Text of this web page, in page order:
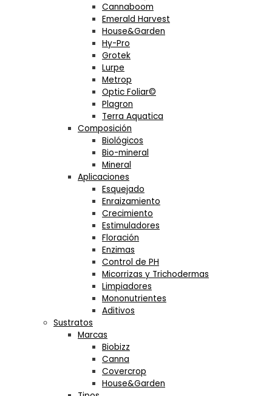
Cannaboom
Emerald Harvest
House&Garden
Hy-Pro
Grotek
Lurpe
Metrop
Optic Foliar©
Plagron
Terra Aquatica
Composición
Biológicos
Bio-mineral
Mineral
Aplicaciones
Esquejado
Enraizamiento
Crecimiento
Estimuladores
Floración
Enzimas
Control de PH
Micorrizas y Trichodermas
Limpiadores
Mononutrientes
Aditivos
Sustratos
Marcas
Biobizz
Canna
Covercrop
House&Garden